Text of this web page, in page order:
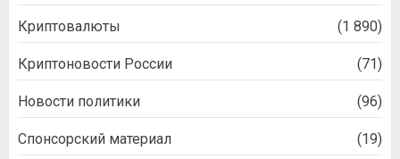
Криптовалюты (1 890)
Криптоновости России (71)
Новости политики (96)
Спонсорский материал (19)